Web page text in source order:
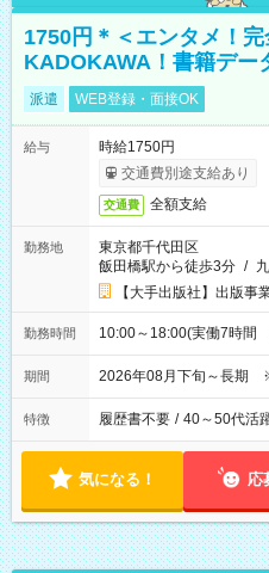
1750円＊＜エンタメ！完
KADOKAWA！書籍デー
派遣 WEB登録・面接OK
給与
時給1750円
交通費別途支給あり
交通費 全額支給
勤務地
東京都千代田区
飯田橋駅から徒歩3分 /
【大手出版社】出版
勤務時間 10:00～18:00(実働7時間
期間 2026年08月下旬～長期
特徴 履歴書不要 / 40～50代活
気になる！ 応